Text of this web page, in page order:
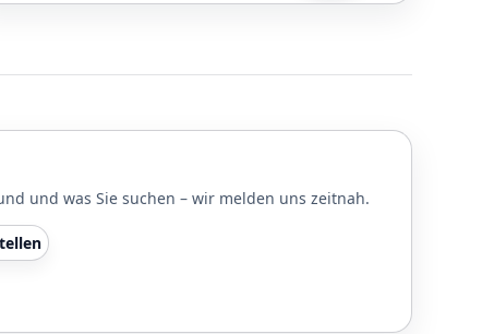
und was Sie suchen – wir melden uns zeitnah.